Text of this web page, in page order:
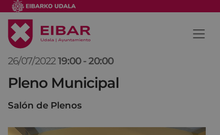
26/07/2022 19:00 -20:00
Pleno Municipal
Salón de Plenos